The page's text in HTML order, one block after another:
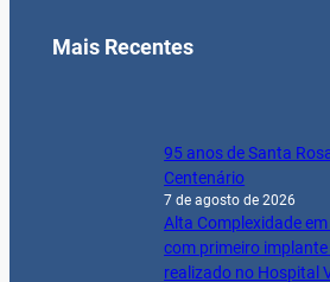
com primeiro implante
UTI Cardiológica do
7 de agosto de 2026
Entre pampas,
Campinense lança
de Letras
7 de agosto de 2026